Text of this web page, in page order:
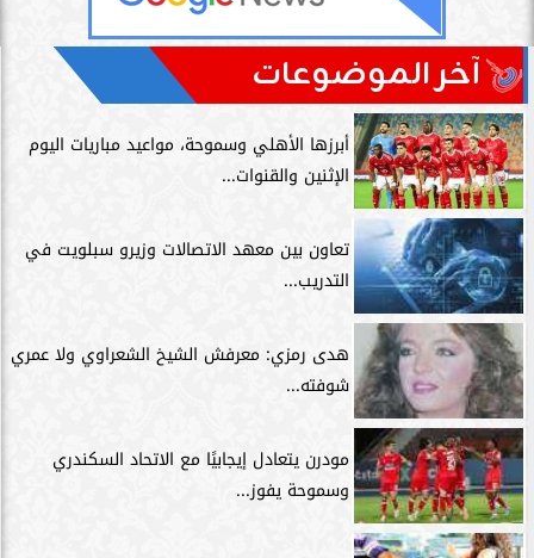
آخر الموضوعات
أبرزها الأهلي وسموحة، مواعيد مباريات اليوم
الإثنين والقنوات...
تعاون بين معهد الاتصالات وزيرو سبلويت في
التدريب...
هدى رمزي: معرفش الشيخ الشعراوي ولا عمري
شوفته...
مودرن يتعادل إيجابيًا مع الاتحاد السكندري
وسموحة يفوز...